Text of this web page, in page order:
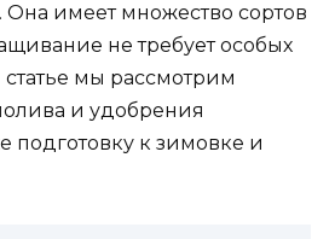
имеет множество сортов
не требует особых
мы рассмотрим
и удобрения
подготовку к зимовке и